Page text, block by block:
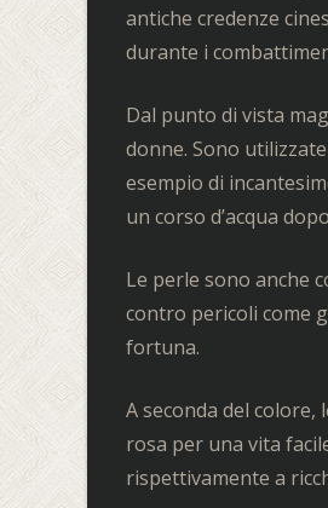
antiche credenze
durante i
Dal punto di vista
donne. Sono
esempio di
un corso d’acqua
Le perle sono anche
contro pericoli come
fortuna.
A seconda del
rosa per una vita
rispettivamente a